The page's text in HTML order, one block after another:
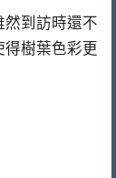
到訪時還不
樹葉色彩更